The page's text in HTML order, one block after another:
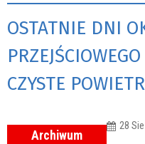
OSTATNIE DNI
CZYSTE
Archiwum
28